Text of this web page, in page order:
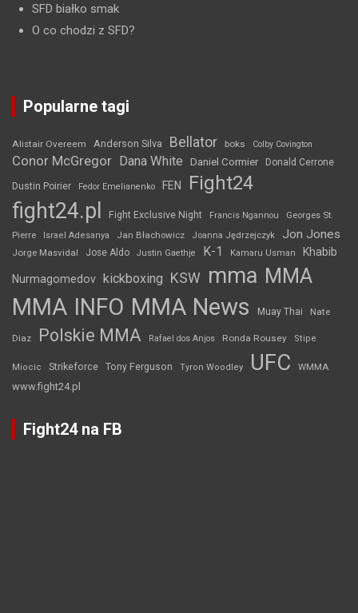
SFD białko smak
O co chodzi z SFD?
Popularne tagi
Alistair Overeem Anderson Silva Bellator boks Colby Covington
Conor McGregor Dana White Daniel Cormier Donald Cerrone
Dustin Poirier Fedor Emelianenko FEN Fight24
fight24.pl Fight Exclusive Night Francis Ngannou
Georges St.
Pierre
Israel Adesanya Jan Błachowicz Joanna Jędrzejczyk Jon Jones
Jorge Masvidal Jose Aldo Justin Gaethje K-1 Kamaru Usman Khabib
Nurmagomedov kickboxing KSW mma MMA
MMA INFO MMA News Muay Thai Nate
Diaz Polskie MMA Rafael dos Anjos Ronda Rousey Stipe
Miocic Strikeforce Tony Ferguson Tyron Woodley UFC WMMA
www.fight24.pl
Fight24 na FB